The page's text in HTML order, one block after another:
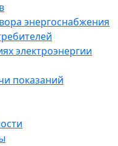
энергоснабжения
электроэнергии
показаний